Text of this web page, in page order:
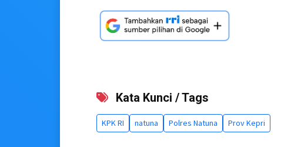
Kata Kunci / Tags
KPK RI natuna Polres Natuna Prov Kepri